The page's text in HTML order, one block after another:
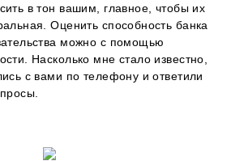
в тон вашим, главное, чтобы их
Оценить способность банка
можно с помощью
Насколько мне стало известно,
с вами по телефону и ответили